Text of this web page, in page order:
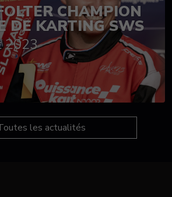
CHAMPION
DE KARTING SWS
2023
les actualités